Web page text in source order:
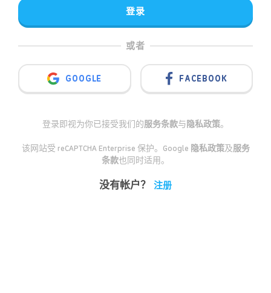
登录
或者
GOOGLE FACEBOOK
登录即视为你已接受我们的服务条款与隐私政策。
该网站受 reCAPTCHA Enterprise 保护。Google 隐私政策及服务
条款也同时适用。
没有帐户？ 注册